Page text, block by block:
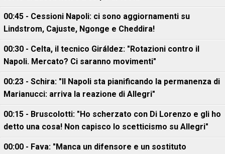
00:45 - Cessioni Napoli: ci sono aggiornamenti su
Lindstrom, Cajuste, Ngonge e Cheddira!
00:30 - Celta, il tecnico Giráldez: "Rotazioni contro il
Napoli. Mercato? Ci saranno movimenti"
00:23 - Schira: "Il Napoli sta pianificando la permanenza di
Marianucci: arriva la reazione di Allegri"
00:15 - Bruscolotti: "Ho scherzato con Di Lorenzo e gli ho
detto una cosa! Non capisco lo scetticismo su Allegri"
00:00 - Fava: "Manca un difensore e un sostituto